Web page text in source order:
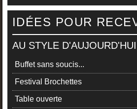
IDÉES POUR
AU STYLE D'AUJOURD'HUI
Buffet sans soucis...
Festival Brochettes
Table ouverte